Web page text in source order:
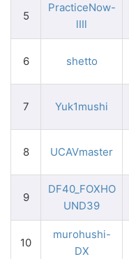
5
PracticeNow-
lIIl
6 shetto
7 Yuk1mushi
8 UCAVmaster
9
DF40_FOXHO
UND39
10
murohushi-
DX